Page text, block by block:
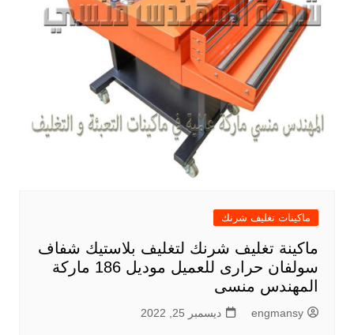
ماكينات تغليف شرنك
ماكينة تغليف شرنك لتغليف بلاستيك شفاف
سولفان حرارى للعميل موديل 186 ماركة
المهندس منسى
engmansy ديسمبر 25, 2022